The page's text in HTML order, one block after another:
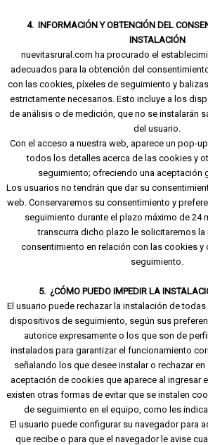
4. INFORMACIÓN Y OBTENCIÓN DEL
INSTALACIÓN
nuevitasrural.com ha procurado el
adecuados para la obtención del
con las cookies, píxeles de seguimiento y
estrictamente necesarios. Esto incluye a los
de análisis o de medición, que no se instalarán
del usuario.
Con el acceso a nuestra web, aparece un pop-
todos los detalles acerca de las cookies y
seguimiento; ofreciendo una aceptación
Los usuarios no tendrán que dar su
web. Conservaremos su consentimiento y
seguimiento durante el plazo máximo de 24
transcurra dicho plazo le solicitaremos la
consentimiento en relación con las cookies
seguimiento.
5. ¿CÓMO PUEDO IMPEDIR LA
El usuario puede rechazar la instalación de
dispositivos de seguimiento, según sus
autorice expresamente o los que son de
instalados para garantizar el funcionamiento
señalando los que desee instalar o rechazar
aceptación de cookies que aparece al ingresar
existen otras formas de evitar que se instalen
de seguimiento en el equipo, como les
El usuario puede configurar su navegador para
que recibe o para que el navegador le avise